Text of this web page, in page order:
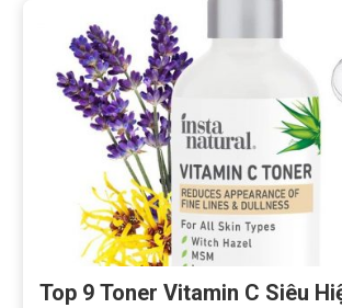
Top 9 Toner Vitamin C Siêu